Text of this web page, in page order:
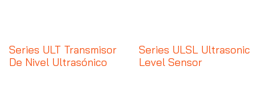
Series ULT Transmisor
De Nivel Ultrasónico
Series ULSL Ultrasonic
Level Sensor